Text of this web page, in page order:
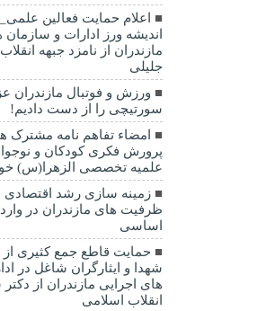
اعلام حمایت فعالین
اندیشه ورز ادارات و
مازندران از نامزد جبهه
جلیلی
ورزش و فوتبال مازندران
سورتیچی را از دست دادیم!
امضاء تفاهم نامه مشترک
پرورش فکری کودکان و
علمیه تخصصی الزهرا(س)
زمینه سازی رشد اقتصادی
ظرفیت های مازندران در
اساسی
حمایت قاطع جمع کثیری از
شهدا و ایثارگران شاغل در
های اجرایی مازندران از
انقلاب اسلامی